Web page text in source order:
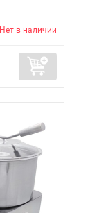
Нет в наличии